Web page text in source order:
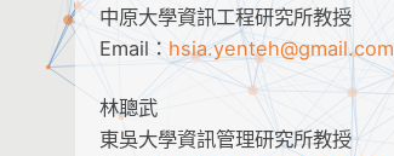
中原大學資訊工程研究所教授
Email： hsia.yenteh@gmail.com
林聰武
東吳大學資訊管理研究所教授